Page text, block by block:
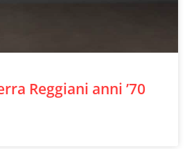
Reggiani anni ’70